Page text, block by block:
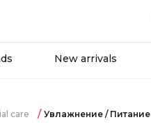
New arrivals
care Увлажнение / Питание